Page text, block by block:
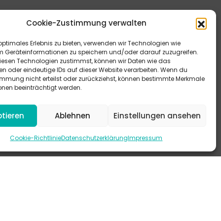
Cookie-Zustimmung verwalten
Erlebnis zu bieten, verwenden wir Technologien wie
Geräteinformationen zu speichern und/oder darauf zuzugreifen.
Technologien zustimmst, können wir Daten wie das
oder eindeutige IDs auf dieser Website verarbeiten. Wenn du
nicht erteilst oder zurückziehst, können bestimmte Merkmale
beeinträchtigt werden.
Ablehnen Einstellungen ansehen
Cookie-RichtlinieDatenschutzerklärungImpressum
Antworten bieten dir unsere FAQ.
mal auf Instagram vorbei.